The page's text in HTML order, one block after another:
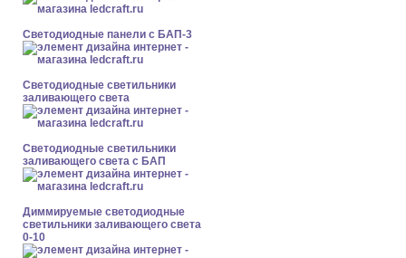
Cветодиодные панели с БАП-3
Светодиодные светильники
заливающего света
Светодиодные светильники
заливающего света с БАП
Диммируемые светодиодные
светильники заливающего света
0-10